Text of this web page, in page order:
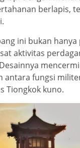
berlapis,
ini bukan
aktivitas
antara fungsi
Tiongkok kuno.